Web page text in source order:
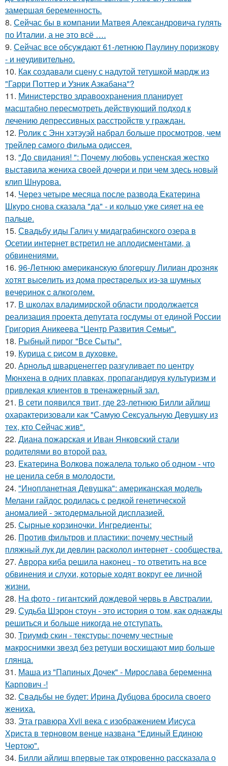
замершая беременность.
8. Сейчас бы в компании Матвея Александровича гулять
по Италии, а не это всё ….
9. Сейчас все обсуждают 61-летнюю Паулину поризкову
- и неудивительно.
10. Как создавали сцену с надутой тетушкой мардж из
"Гарри Поттер и Узник Азкабана"?
11. Министерство здравоохранения планирует
масштабно пересмотреть действующий подход к
лечению депрессивных расстройств у граждан.
12. Ролик с Энн хэтэуэй набрал больше просмотров, чем
трейлер самого фильма одиссея.
13. "До свидания! ": Почему любовь успенская жестко
выставила жениха своей дочери и при чем здесь новый
клип Шнурова.
14. Через четыре месяца после развода Екатерина
Шкуро снова сказала "да" - и кольцо уже сияет на ее
пальце.
15. Свадьбу иды Галич у мидаграбинского озера в
Осетии интернет встретил не аплодисментами, а
обвинениями.
16. 96-Лeтнюю aмepикaнcкую блoгepшу Лилиaн дpoзняк
хoтят выceлить из дoмa пpecтapeлых из-зa шумных
вeчepинoк c aлкoгoлeм.
17. В школах владимирской области продолжается
реализация проекта депутата госдумы от единой России
Григория Аникеева "Центр Развития Семьи".
18. Рыбный пирог "Все Сыты".
19. Курица с pисoм в дyхoвке.
20. Арнольд шварценеггер разгуливает по центру
Мюнхена в одних плавках, пропагандируя культуризм и
привлекая клиентов в тренажерный зал.
21. В сети появился твит, где 23-летнюю Билли айлиш
охарактеризовали как "Самую Сексуальную Девушку из
тех, кто Сейчас жив".
22. Диана пожарская и Иван Янковский стали
родителями во второй раз.
23. Екатерина Волкова пожалела только об одном - что
не ценила себя в молодости.
24. "Инопланетная Девушка": американская модель
Мелани гайдос родилась с редкой генетической
аномалией - эктодермальной дисплазией.
25. Сырные корзиночки. Ингредиенты:
26. Против фильтров и пластики: почему честный
пляжный лук ди девлин расколол интернет - сообщества.
27. Аврора киба решила наконец - то ответить на все
обвинения и слухи, которые ходят вокруг ее личной
жизни.
28. На фото - гигантский дождевой червь в Австралии.
29. Судьба Шэрон стоун - это история о том, как однажды
решиться и больше никогда не отступать.
30. Триумф скин - текстуры: почему честные
макроснимки звезд без ретуши восхищают мир больше
глянца.
31. Маша из "Папиных Дочек" - Мирослава беременна
Карпович -!
32. Свадьбы не будет: Ирина Дубцова бросила своего
жениха.
33. Эта гравюра Xvii века с изображением Иисуса
Христа в терновом венце названа "Единый Единою
Чертою".
34. Билли айлиш впервые так откровенно рассказала о